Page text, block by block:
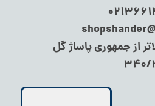
از جمهوری پاساژ گل